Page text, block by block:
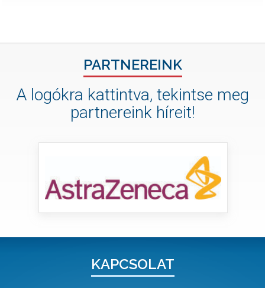
PARTNEREINK
A logókra kattintva, tekintse meg
partnereink híreit!
KAPCSOLAT